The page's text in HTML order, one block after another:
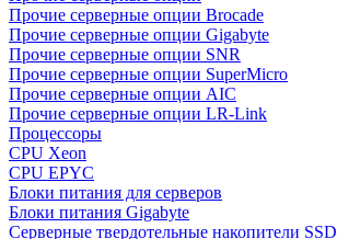
Прочие серверные опции Brocade
Прочие серверные опции Gigabyte
Прочие серверные опции SNR
Прочие серверные опции SuperMicro
Прочие серверные опции AIC
Прочие серверные опции LR-Link
Процессоры
CPU Xeon
CPU EPYC
Блоки питания для серверов
Блоки питания Gigabyte
Серверные твердотельные накопители SSD